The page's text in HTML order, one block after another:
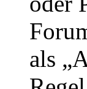
als